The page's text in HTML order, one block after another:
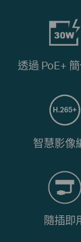
透過 PoE+
智慧影像
隨插即